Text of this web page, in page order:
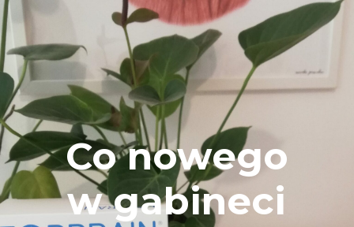
Co nowego
w gabineci